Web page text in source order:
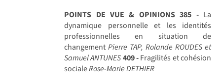
POINTS DE VUE & OPINIONS 385 -La
dynamique personnelle et les identités
professionnelles en situation de
changementPierre TAP, Rolande ROUDES et
Samuel ANTUNES409 -Fragilités et cohésion
socialeRose-Marie DETHIER